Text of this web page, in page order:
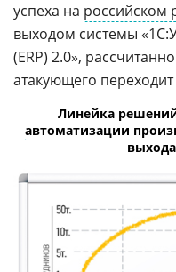
успеха на российском
выходом системы
(ERP) 2.0»,
атакующего переходит
Линейка
автоматизации
выхода